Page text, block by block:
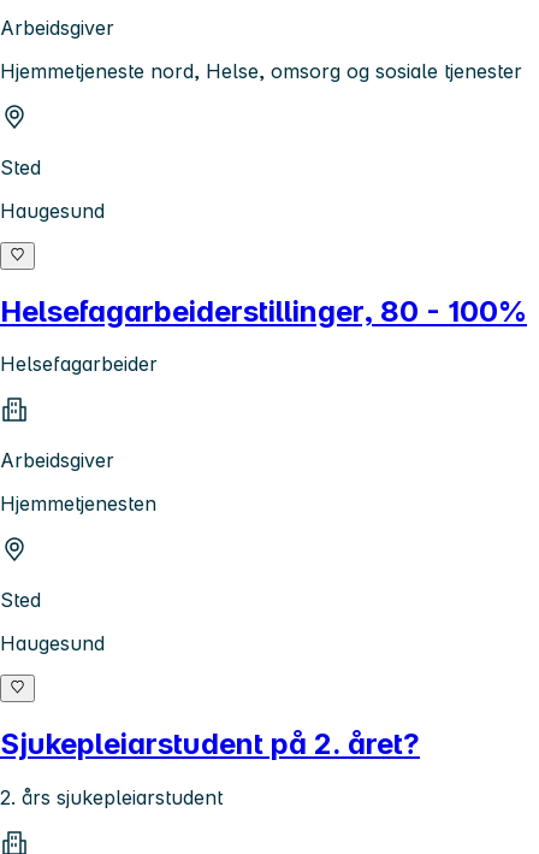
Arbeidsgiver
Hjemmetjeneste nord, Helse, omsorg og sosiale tjenester
Sted
Haugesund
Helsefagarbeiderstillinger, 80 - 100%
Helsefagarbeider
Arbeidsgiver
Hjemmetjenesten
Sted
Haugesund
Sjukepleiarstudent på 2. året?
2. års sjukepleiarstudent